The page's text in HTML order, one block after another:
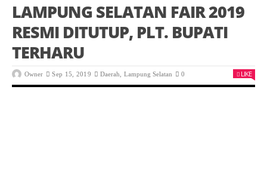
LAMPUNG SELATAN FAIR 2019
RESMI DITUTUP, PLT. BUPATI
TERHARU
Owner Sep 15, 2019 Daerah Lampung Selatan 0 LIKE